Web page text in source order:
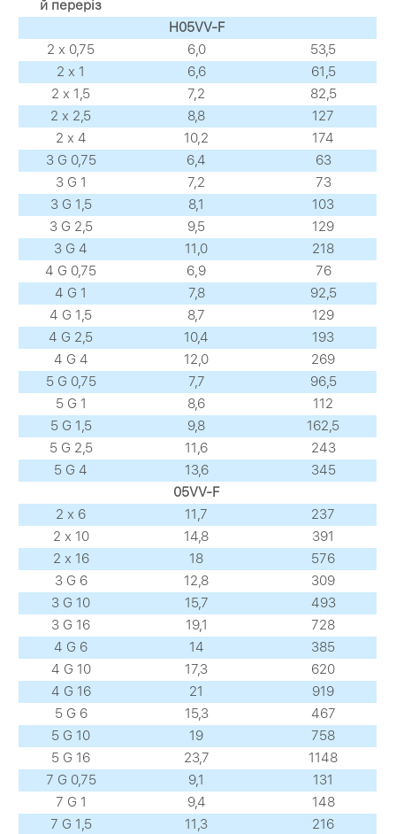
й переріз
H05VV-F
2 х 0,75
6,0
53,5
2 х 1
6,6
61,5
2 х 1,5
7,2
82,5
2 х 2,5
8,8
127
2 х 4
10,2
174
3 G 0,75
6,4
63
3 G 1
7,2
73
3 G 1,5
8,1
103
3 G 2,5
9,5
129
3 G 4
11,0
218
4 G 0,75
6,9
76
4 G 1
7,8
92,5
4 G 1,5
8,7
129
4 G 2,5
10,4
193
4 G 4
12,0
269
5 G 0,75
7,7
96,5
5 G 1
8,6
112
5 G 1,5
9,8
162,5
5 G 2,5
11,6
243
5 G 4
13,6
345
05VV-F
2 х 6
11,7
237
2 х 10
14,8
391
2 х 16
18
576
3 G 6
12,8
309
3 G 10
15,7
493
3 G 16
19,1
728
4 G 6
14
385
4 G 10
17,3
620
4 G 16
21
919
5 G 6
15,3
467
5 G 10
19
758
5 G 16
23,7
1148
7 G 0,75
9,1
131
7 G 1
9,4
148
7 G 1,5
11,3 216